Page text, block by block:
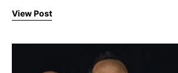
View Post